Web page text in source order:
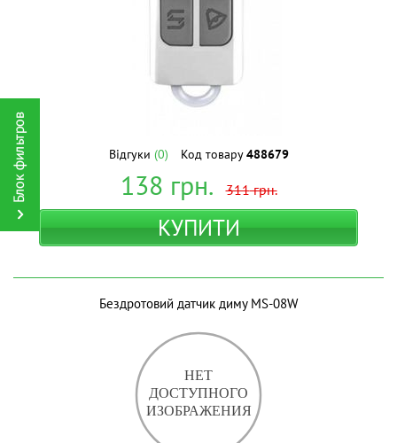
Відгуки (0) Код товару488679
138 грн. 311грн.
КУПИТИ
Бездротовий датчик диму MS-08W